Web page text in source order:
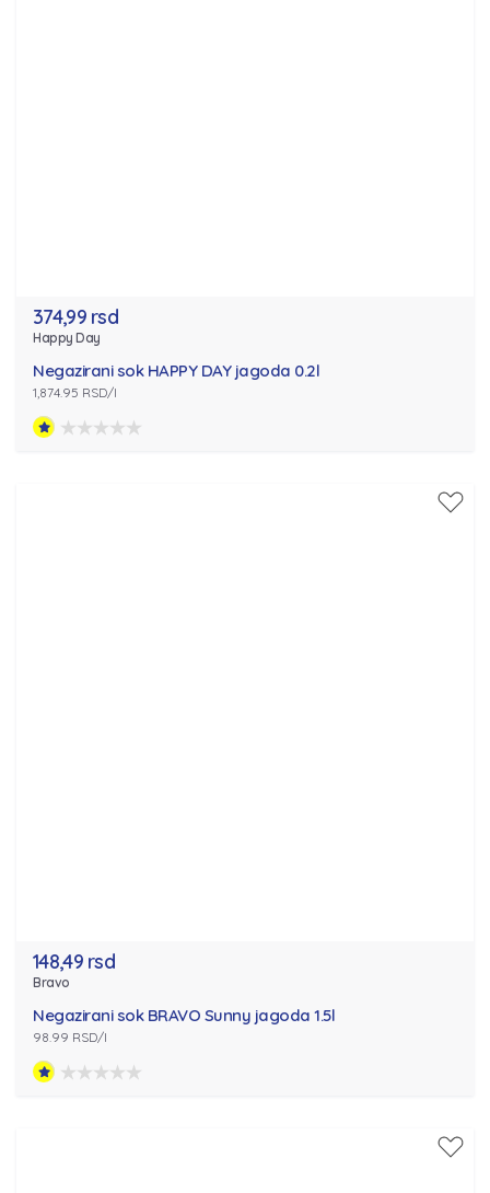
374,99 rsd
Happy Day
Negazirani sok HAPPY DAY jagoda 0.2l
1,874.95 RSD/l
148,49 rsd
Bravo
Negazirani sok BRAVO Sunny jagoda 1.5l
98.99 RSD/l